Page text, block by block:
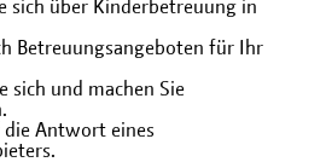
sich über Kinderbetreuung in
Betreuungsangeboten für Ihr
sich und machen Sie
die Antwort eines